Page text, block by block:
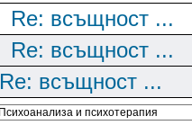
Re: всъщност ...
Re: всъщност ...
Re: всъщност ...